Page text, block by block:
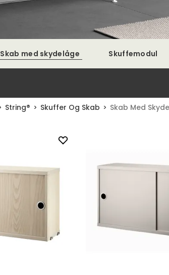
Skab med skydelåge Skuffemodul
String® Skuffer Og Skab Skab Med